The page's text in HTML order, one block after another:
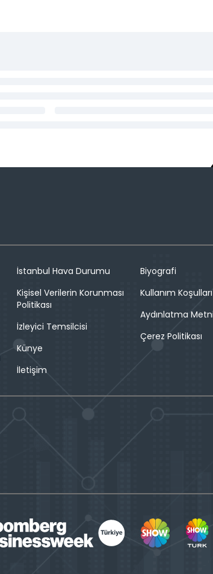
İstanbul Hava Durumu
Kişisel Verilerin Korunması
Politikası
İzleyici Temsilcisi
Künye
İletişim
Biyografi
Kullanım Koşulları
Aydınlatma Metni
Çerez Politikası